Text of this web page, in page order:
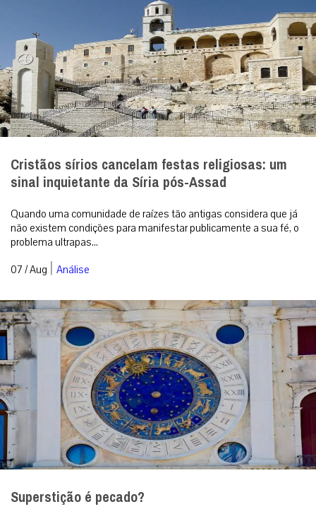
Cristãos sírios cancelam festas religiosas: um
sinal inquietante da Síria pós-Assad
Quando uma comunidade de raízes tão antigas considera que já
não existem condições para manifestar publicamente a sua fé, o
problema ultrapas...
07 / Aug | Análise
Superstição é pecado?